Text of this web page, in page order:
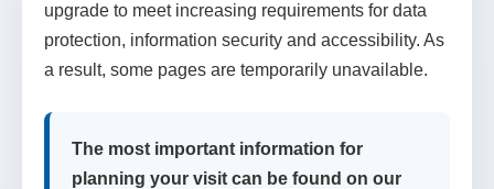
upgrade to meet increasing requirements for data
protection, information security and accessibility. As
a result, some pages are temporarily unavailable.
The most important information for
planning your visit can be found on our